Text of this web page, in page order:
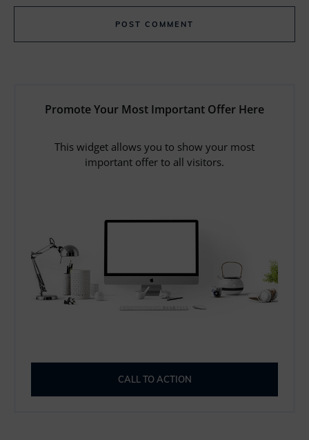
POST COMMENT
Promote Your Most Important Offer Here
This widget allows you to show your most
important offer to all visitors.
CALL TO ACTION